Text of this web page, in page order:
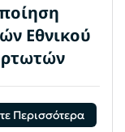
Εθνικού
Περισσότερα